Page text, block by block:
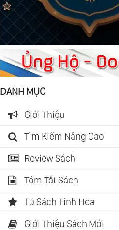
DANH MỤC
Giới Thiệu
Tìm Kiếm Nâng Cao
Review Sách
Tóm Tắt Sách
Tủ Sách Tinh Hoa
Giới Thiệu Sách Mới